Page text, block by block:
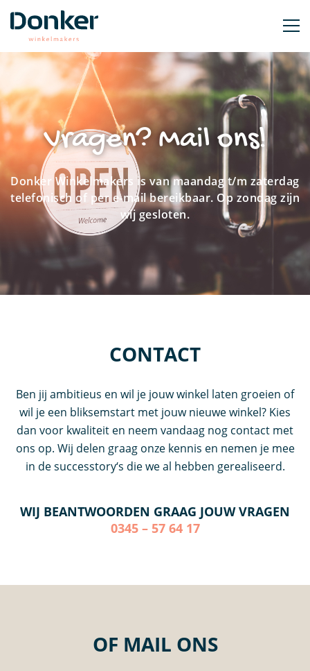
Vragen? Mail ons!
Donker Winkelmakers is van maandag t/m zaterdag
telefonisch of per e-mail bereikbaar. Op zondag zijn
wij gesloten.
CONTACT
Ben jij ambitieus en wil je jouw winkel laten groeien of
wil je een bliksemstart met jouw nieuwe winkel? Kies
dan voor kwaliteit en neem vandaag nog contact met
ons op. Wij delen graag onze kennis en nemen je mee
in de successtory‘s die we al hebben gerealiseerd.
WIJ BEANTWOORDEN GRAAG JOUW VRAGEN
0345 – 57 64 17
OF MAIL ONS